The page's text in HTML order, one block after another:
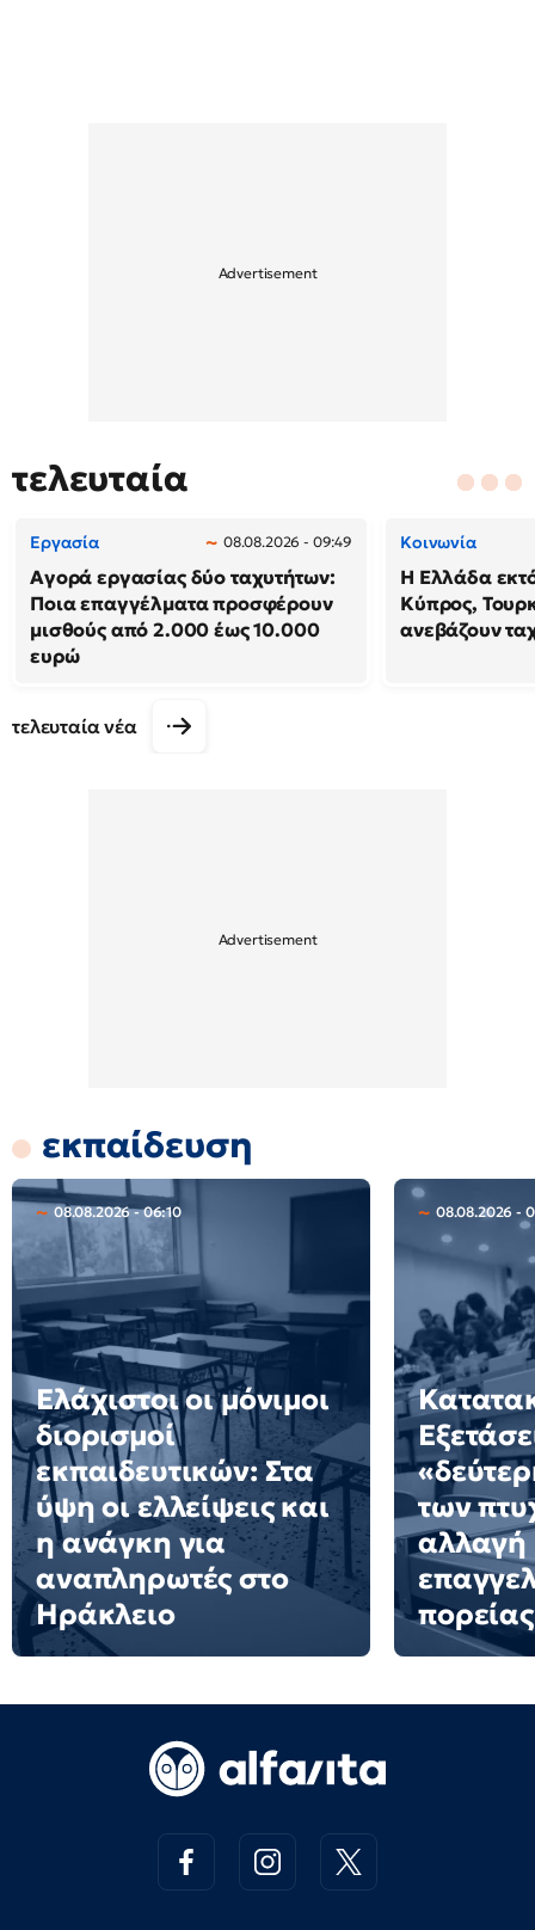
τελευταία
Εργασία 08.08.2026 - 09:49
Αγορά εργασίας δύο ταχυτήτων:
Ποια επαγγέλματα προσφέρουν
μισθούς από 2.000 έως 10.000
ευρώ
Κοινωνία
Η Ελλάδα
Κύπρος,
ανεβάζουν
τελευταία νέα
εκπαίδευση
08.08.2026 - 06:10
Ελάχιστοι οι μόνιμοι
διορισμοί
εκπαιδευτικών: Στα
ύψη οι ελλείψεις και
η ανάγκη για
αναπληρωτές στο
Ηράκλειο
08.08.2026 -
των
αλλαγή
πορείας